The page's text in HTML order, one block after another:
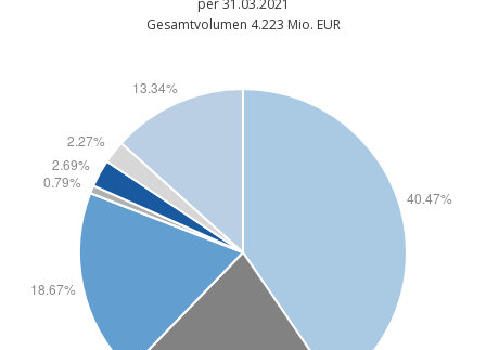
Gesamtvolumen 4.223 Mio. EUR